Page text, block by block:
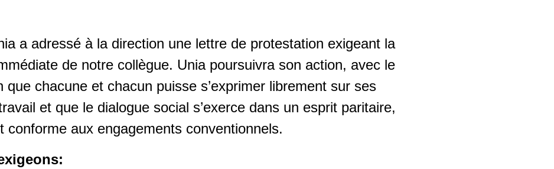
a adressé à la direction une lettre de protestation exigeant la
de notre collègue. Unia poursuivra son action, avec le
que chacune et chacun puisse s’exprimer librement sur ses
et que le dialogue social s’exerce dans un esprit paritaire,
conforme aux engagements conventionnels.